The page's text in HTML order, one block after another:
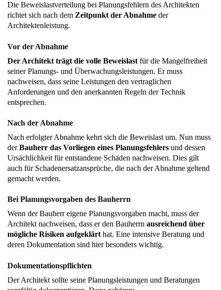
Die Beweislastverteilung bei Planungsfehlern des Architekten
richtet sich nach dem Zeitpunkt der Abnahme der
Architektenleistung.
Vor der Abnahme
Der Architekt trägt die volle Beweislast für die Mangelfreiheit
seiner Planungs- und Überwachungsleistungen. Er muss
nachweisen, dass seine Leistungen den vertraglichen
Anforderungen und den anerkannten Regeln der Technik
entsprechen.
Nach der Abnahme
Nach erfolgter Abnahme kehrt sich die Beweislast um. Nun muss
derBauherr das Vorliegen eines Planungsfehlers und dessen
Ursächlichkeit für entstandene Schäden nachweisen. Dies gilt
auch für Schadenersatzansprüche, die nach der Abnahme geltend
gemacht werden.
Bei Planungsvorgaben des Bauherrn
Wenn der Bauherr eigene Planungsvorgaben macht, muss der
Architekt nachweisen, dass er den Bauherrn ausreichend über
mögliche Risiken aufgeklärthat. Eine intensive Beratung und
deren Dokumentation sind hier besonders wichtig.
Dokumentationspflichten
Der Architekt sollte seine Planungsleistungen und Beratungen